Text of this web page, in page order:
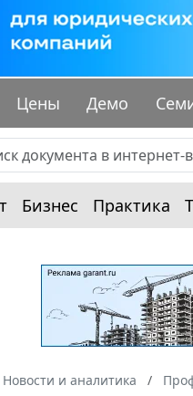
Цены Демо
Бизнес Практика
Новости и аналитика